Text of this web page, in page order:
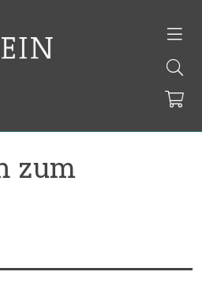
zum